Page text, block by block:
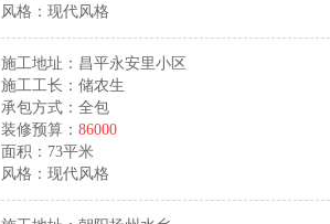
风格：现代风格
施工地址：昌平永安里小区
施工工长：储农生
承包方式：全包
装修预算：86000
面积：73平米
风格：现代风格